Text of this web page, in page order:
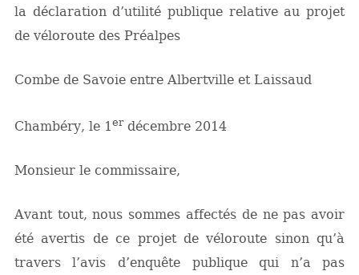
la déclaration d’utilité publique relative au projet
de véloroute des Préalpes
Combe de Savoie entre Albertville et Laissaud
Chambéry, le 1erdécembre 2014
Monsieur le commissaire,
Avant tout, nous sommes affectés de ne pas avoir
été avertis de ce projet de véloroute sinon qu’à
travers l’avis d’enquête publique qui n’a pas